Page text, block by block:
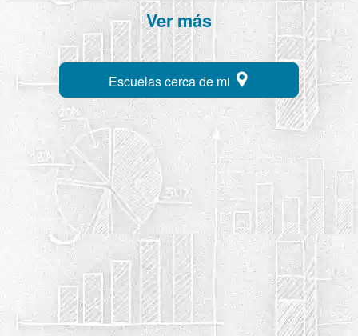
Ver más
Escuelas cerca de mi